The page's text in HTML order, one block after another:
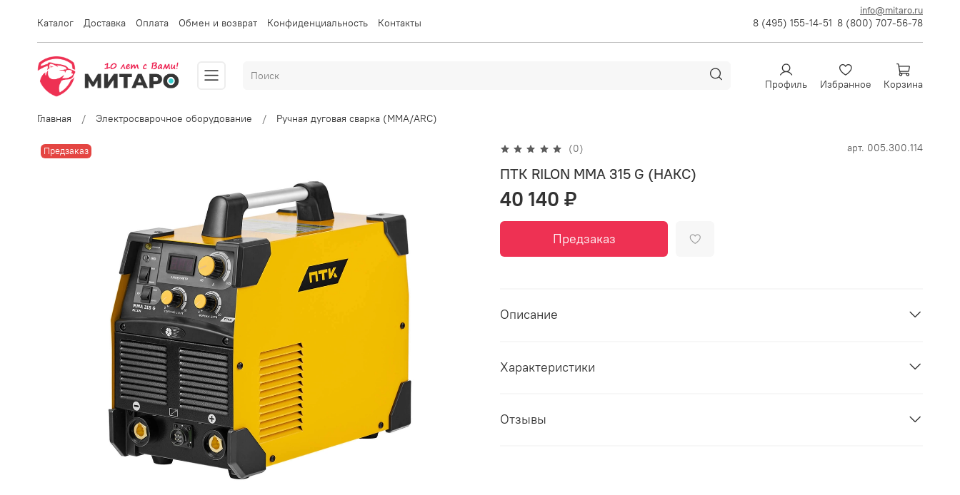
info@mitaro.ru
Каталог Доставка Оплата Обмен и возврат Конфиденциальность Контакты 8 (495) 155-14-51 8 (800) 707-56-78
Профиль Избранное Корзина
Главная Электросварочное оборудование Ручная дуговая сварка (MMA/ARC)
Предзаказ (0) арт. 005.300.114
ПТК RILON MMA 315 G (НАКС)
40 140 ₽
Предзаказ
Описание
Характеристики
Отзывы